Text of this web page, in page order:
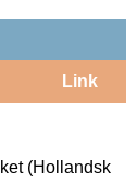
Link
(Hollandsk